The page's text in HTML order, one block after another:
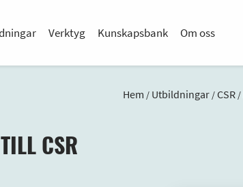
Verktyg Kunskapsbank Om oss
Hem / Utbildningar /CSR /
CSR